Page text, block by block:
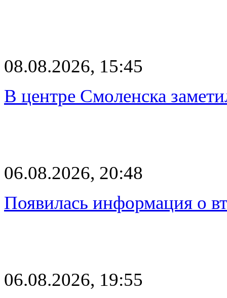
08.08.2026, 15:45
В центре Смоленска
06.08.2026, 20:48
Появилась информация о
06.08.2026, 19:55